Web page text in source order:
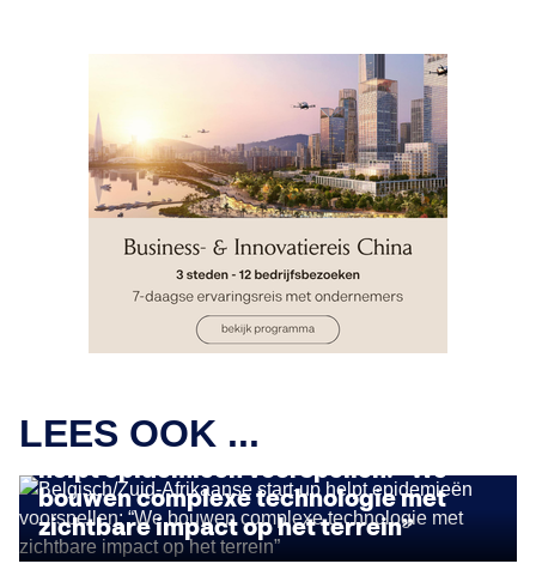
LEES OOK ...
Belgisch/Zuid-Afrikaanse start-up
helpt epidemieën voorspellen: “We
bouwen complexe technologie met
zichtbare impact op het terrein”
IMPACT ONDERNEMEN